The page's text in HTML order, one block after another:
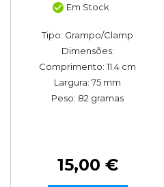
Em Stock
Tipo: Grampo/Clamp
Dimensões:
Comprimento: 11.4 cm
Largura: 75 mm
Peso: 82 gramas
15,00 €